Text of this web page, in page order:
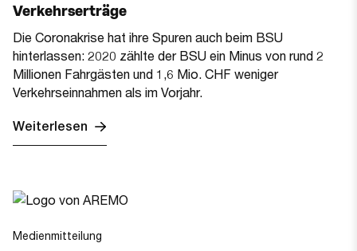
Verkehrserträge
Die Coronakrise hat ihre Spuren auch beim BSU
hinterlassen: 2020 zählte der BSU ein Minus von rund 2
Millionen Fahrgästen und 1,6 Mio. CHF weniger
Verkehrseinnahmen als im Vorjahr.
Weiterlesen
Medienmitteilung